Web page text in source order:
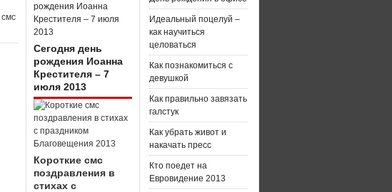
смс
Сегодня день
рождения Иоанна
Крестителя – 7
июля 2013
Короткие смс
поздравления в
стихах с
Идеальный поцелуй –
как научиться
целоваться
Как познакомиться с
девушкой
Как правильно завязать
галстук
Как убрать живот и
накачать пресс
Кто поедет на
Евровидение 2013